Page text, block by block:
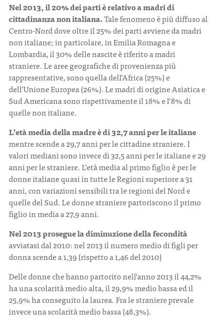
Nel 2013, il 20% dei parti è relativo a madri di
cittadinanza non italiana.Tale fenomeno è più diffuso al
Centro-Nord dove oltre il 25% dei parti avviene da madri
non italiane; in particolare, in Emilia Romagna e
Lombardia, il 30% delle nascite è riferito a madri
straniere. Le aree geografiche di provenienza più
rappresentative, sono quella dell’Africa (25%) e
dell’Unione Europea (26%). Le madri di origine Asiatica e
Sud Americana sono rispettivamente il 18% e l’8% di
quelle non italiane.
L’età media della madre è di 32,7 anni per le italiane
mentre scende a 29,7 anni per le cittadine straniere. I
valori mediani sono invece di 32,5 anni per le italiane e 29
anni per le straniere. L’età media al primo figlio è per le
donne italiane quasi in tutte le Regioni superiore a 31
anni, con variazioni sensibili tra le regioni del Nord e
quelle del Sud. Le donne straniere partoriscono il primo
figlio in media a 27,9 anni.
Nel 2013 prosegue la diminuzione della fecondità
avviatasi dal 2010: nel 2013 il numero medio di figli per
donna scende a 1,39 (rispetto a 1,46 del 2010)
Delle donne che hanno partorito nell’anno 2013 il 44,2%
ha una scolarità medio alta, il 29,9% medio bassa ed il
25,9% ha conseguito la laurea. Fra le straniere prevale
invece una scolarità medio bassa (48,3%).